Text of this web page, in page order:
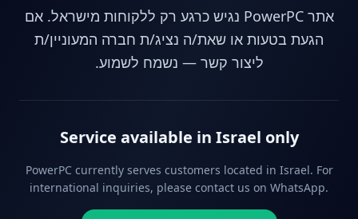
אתר PowerPC נגיש כרגע רק ללקוחות מישראל. אם
הגעת בטעות או שאת/ה נציג/ת חברה המעוניין/ת
ליצור קשר — נשמח לשמוע.
Service available in Israel only
PowerPC currently serves customers located in Israel. For
international inquiries, please contact us on WhatsApp.